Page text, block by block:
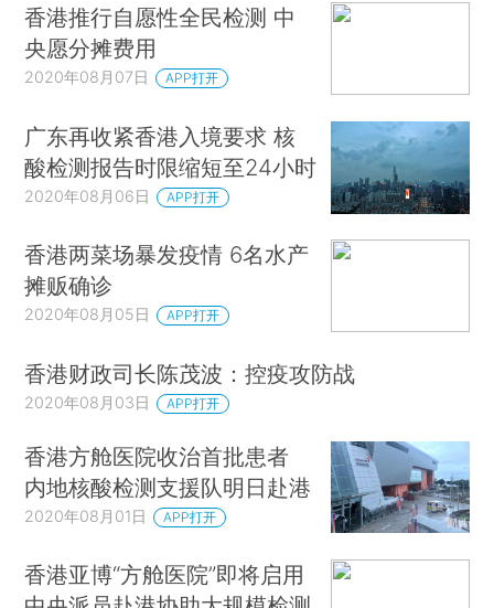
香港推行自愿性全民检测 中
央愿分摊费用
2020年08月07日 APP打开
广东再收紧香港入境要求 核
酸检测报告时限缩短至24小时
2020年08月06日 APP打开
香港两菜场暴发疫情 6名水产
摊贩确诊
2020年08月05日 APP打开
香港财政司长陈茂波：控疫攻防战
2020年08月03日 APP打开
香港方舱医院收治首批患者
内地核酸检测支援队明日赴港
2020年08月01日 APP打开
香港亚博“方舱医院”即将启用